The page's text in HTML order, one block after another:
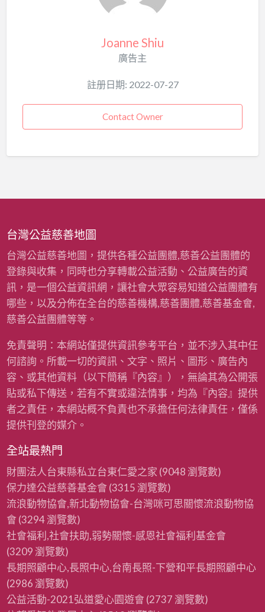
Joanne Shiu
廣告主
註册日期: 2022-07-27
Contact Owner
台灣公益慈善地圖
台灣公益慈善地圖，提供各種公益團體,慈善公益團體的
登錄與收集，同時也分享轉載公益活動、公益廣告的資
訊，是一個公益資訊網，讓社會大眾容易知道公益團體有
哪些，以及分佈在全台的慈善機構,慈善團體,慈善基金會,
慈善公益團體等等。
免責聲明：本網站僅提供資訊參考平台，並不涉入其中任
何諮詢。所載一切的資訊、文字、照片、圖形、廣告內
容、或其他資料（以下簡稱『內容』），無論其為公開張
貼或私下傳送，若有不實或違法情事，均為『內容』提供
者之責任，本網站概不負責也不承擔任何法律責任，僅係
提供刊登的媒介。
全站最熱門
財團法人台東縣私立台東仁愛之家 (9048 瀏覽數)
保力達公益慈善基金會 (3315 瀏覽數)
流浪動物協會,新北動物協會-台灣咪可思關懷流浪動物協
會 (3294 瀏覽數)
社會福利,社會扶助,弱勢關懷-感恩社會福利基金會
(3209 瀏覽數)
長期照顧中心,長照中心,台南長照-下營和平長期照顧中心
(2986 瀏覽數)
公益活動-2021弘道愛心園遊會 (2737 瀏覽數)